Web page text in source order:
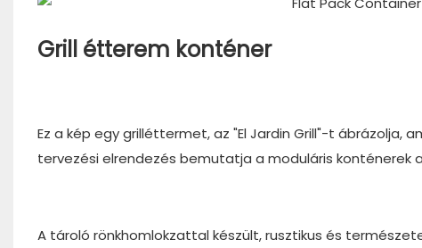
Grill étterem konténer
Ez a kép egy grilléttermet, az "El Jardin Grill"-t ábrázolja,
tervezési elrendezés bemutatja a moduláris konténerek
A tároló rönkhomlokzattal készült, rusztikus és